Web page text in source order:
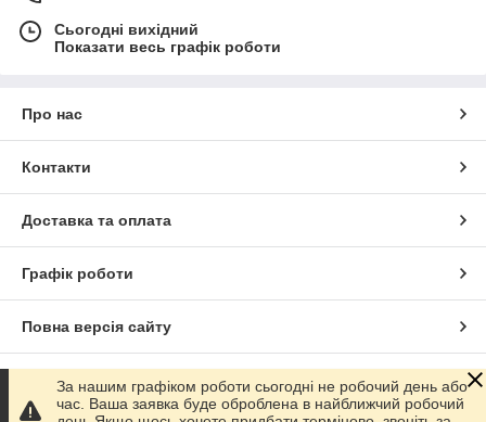
Сьогодні вихідний
Показати весь графік роботи
Про нас
Контакти
Доставка та оплата
Графік роботи
Повна версія сайту
Сайт створено на маркетплейсі Prom.ua
За нашим графіком роботи сьогодні не робочий день або
час. Ваша заявка буде оброблена в найближчий робочий